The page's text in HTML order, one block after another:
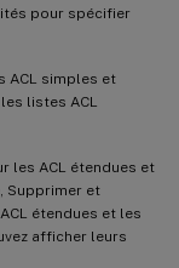
pour spécifier
ACL simples et
listes ACL
les ACL étendues et
Supprimer et
étendues et les
afficher leurs